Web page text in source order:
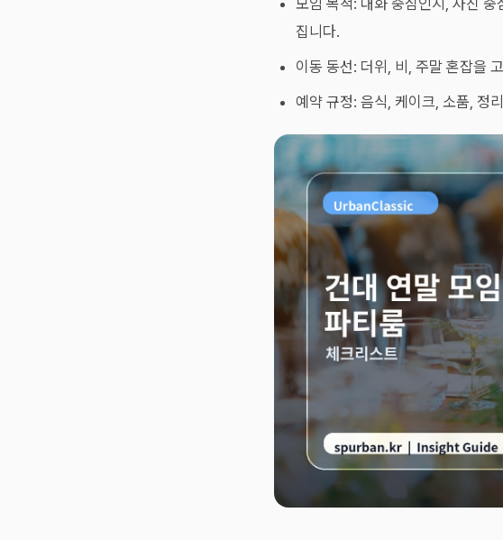
모임 목적: 대화 중심인지, 사진
집니다.
이동 동선: 더위, 비, 주말 혼잡을
예약 규정: 음식, 케이크, 소품, 정